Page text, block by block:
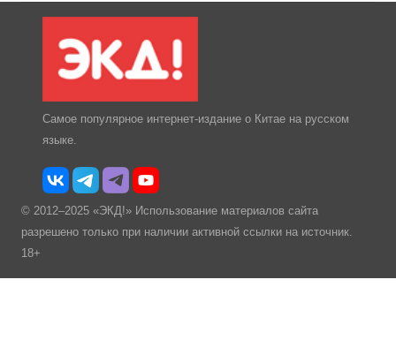
Самое популярное интернет-издание о Китае на русском
языке.
© 2012–2025 «ЭКД!» Использование материалов сайта
разрешено только при наличии активной ссылки на источник.
18+